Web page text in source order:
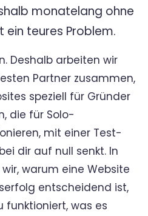
monatelang ohne
ein teures Problem.
Deshalb arbeiten wir
Partner zusammen,
speziell für Gründer
die für Solo-
mit einer Test-
dir auf null senkt. In
warum eine Website
entscheidend ist,
funktioniert, was es